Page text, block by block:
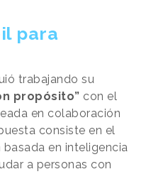
para
trabajando su
propósito” con el
en colaboración
consiste en el
en inteligencia
a personas con